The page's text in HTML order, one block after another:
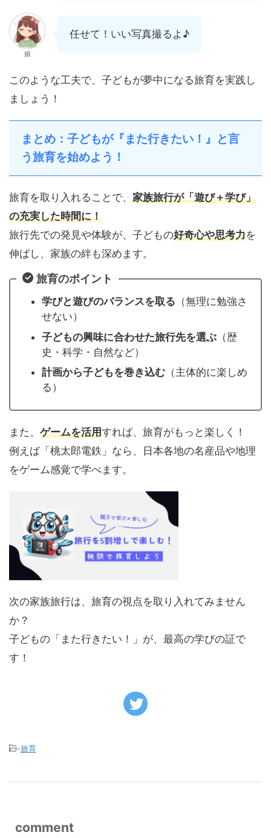
娘
任せて！いい写真撮るよ♪
このような工夫で、子どもが夢中になる旅育を実践し
ましょう！
まとめ： 子どもが『また行きたい！』と言
う旅育を始めよう！
旅育を取り入れることで、 家族旅行が「遊び＋学び」
の充実した時間に！
旅行先での発見や体験が、子どもの好奇心や思考力を
伸ばし、家族の絆も深めます。
旅育のポイント
学びと遊びのバランスを取る （無理に勉強さ
せない）
子どもの興味に合わせた旅行先を選ぶ （歴
史・科学・自然など）
計画から子どもを巻き込む （主体的に楽しめ
る）
また、 ゲームを活用すれば、旅育がもっと楽しく！
例えば「桃太郎電鉄」なら、日本各地の名産品や地理
をゲーム感覚で学べます。
次の家族旅行は、旅育の視点を取り入れてみません
か？
子どもの「また行きたい！」が、最高の学びの証で
す！
-旅育
comment